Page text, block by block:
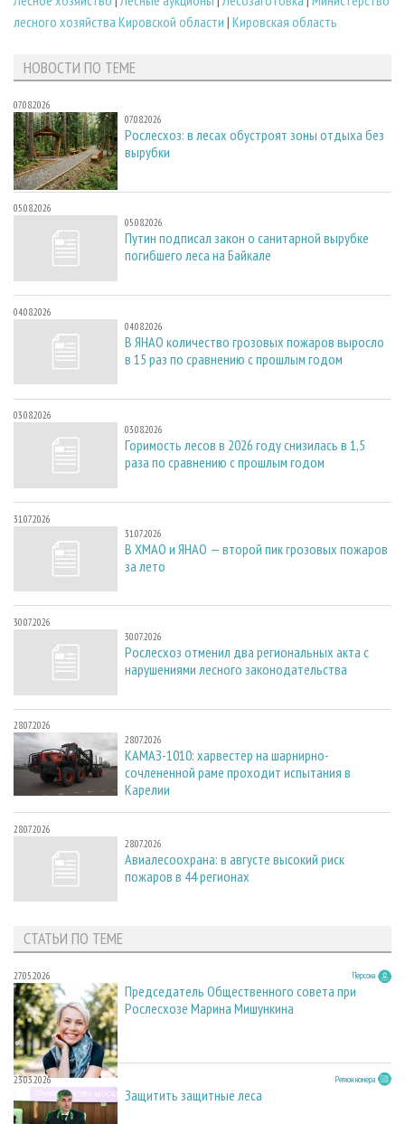
лесного хозяйства Кировской области | Кировская область
НОВОСТИ ПО ТЕМЕ
07.08.2026
07.08.2026
Рослесхоз: в лесах обустроят зоны отдыха без
вырубки
05.08.2026
05.08.2026
Путин подписал закон о санитарной вырубке
погибшего леса на Байкале
04.08.2026
04.08.2026
В ЯНАО количество грозовых пожаров выросло
в 15 раз по сравнению с прошлым годом
03.08.2026
03.08.2026
Горимость лесов в 2026 году снизилась в 1,5
раза по сравнению с прошлым годом
31.07.2026
31.07.2026
В ХМАО и ЯНАО — второй пик грозовых пожаров
за лето
30.07.2026
30.07.2026
Рослесхоз отменил два региональных акта с
нарушениями лесного законодательства
28.07.2026
28.07.2026
КАМАЗ-1010: харвестер на шарнирно-
сочлененной раме проходит испытания в
Карелии
28.07.2026
28.07.2026
Авиалесоохрана: в августе высокий риск
пожаров в 44 регионах
СТАТЬИ ПО ТЕМЕ
27.05.2026 Персона
Председатель Общественного совета при
Рослесхозе Марина Мишункина
23.03.2026 Регион номера
Защитить защитные леса